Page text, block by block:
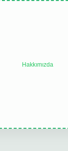
Hakkımızda